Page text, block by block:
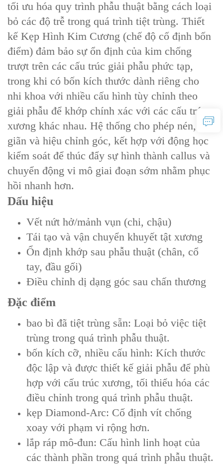
tối ưu hóa quy trình phẫu thuật bằng cách loại
bỏ các độ trễ trong quá trình tiệt trùng. Thiết
kế Kẹp Hình Kim Cương (chế độ cố định bốn
điểm) đảm bảo sự ổn định của kim chống
trượt trên các cấu trúc giải phẫu phức tạp,
trong khi có bốn kích thước dành riêng cho
nhi khoa với nhiều cấu hình tùy chỉnh theo
giải phẫu để khớp chính xác với các cấu trúc
xương khác nhau. Hệ thống cho phép nén, kéo
giãn và hiệu chỉnh góc, kết hợp với động học
kiểm soát để thúc đẩy sự hình thành callus và
chuyển động vi mô giai đoạn sớm nhằm phục
hồi nhanh hơn.
Dấu hiệu
Vết nứt hở/mảnh vụn (chi, chậu)
Tái tạo và vận chuyển khuyết tật xương
Ổn định khớp sau phẫu thuật (chân, cổ
tay, đầu gối)
Điều chỉnh dị dạng góc sau chấn thương
Đặc điểm
bao bì đã tiệt trùng sẵn: Loại bỏ việc tiệt
trùng trong quá trình phẫu thuật.
bốn kích cỡ, nhiều cấu hình: Kích thước
độc lập và được thiết kế giải phẫu để phù
hợp với cấu trúc xương, tối thiểu hóa các
điều chỉnh trong quá trình phẫu thuật.
kẹp Diamond-Arc: Cố định vít chống
xoay với phạm vi rộng hơn.
lắp ráp mô-đun: Cấu hình linh hoạt của
các thành phần trong quá trình phẫu thuật.